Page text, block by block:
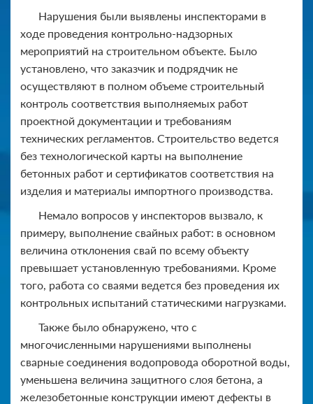
Нарушения были выявлены инспекторами в
ходе проведения контрольно-надзорных
мероприятий на строительном объекте. Было
установлено, что заказчик и подрядчик не
осуществляют в полном объеме строительный
контроль соответствия выполняемых работ
проектной документации и требованиям
технических регламентов. Строительство ведется
без технологической карты на выполнение
бетонных работ и сертификатов соответствия на
изделия и материалы импортного производства.
Немало вопросов у инспекторов вызвало, к
примеру, выполнение свайных работ: в основном
величина отклонения свай по всему объекту
превышает установленную требованиями. Кроме
того, работа со сваями ведется без проведения их
контрольных испытаний статическими нагрузками.
Также было обнаружено, что с
многочисленными нарушениями выполнены
сварные соединения водопровода оборотной воды,
уменьшена величина защитного слоя бетона, а
железобетонные конструкции имеют дефекты в